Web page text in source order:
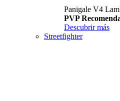
Panigale V4
PVP
Descubrir más
Streetfighter